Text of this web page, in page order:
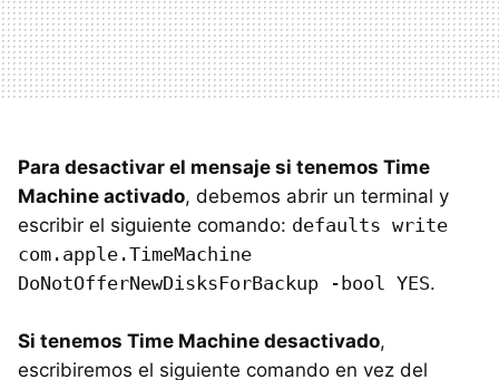
Para desactivar el mensaje si tenemos Time
Machine activado, debemos abrir un terminal y
escribir el siguiente comando: defaults write
com.apple.TimeMachine
DoNotOfferNewDisksForBackup -bool YES.
Si tenemos Time Machine desactivado,
escribiremos el siguiente comando en vez del